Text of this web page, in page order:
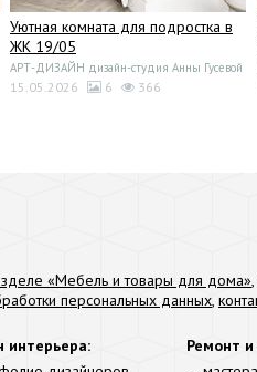
Уютная комната для подростка в
ЖК 19/05
АРТ-ДИЗАЙН дизайн-студия Анны Гусевой
15.05.2026 6 366
«Мебель и товары для дома»,
персональных данных,
интерьера:
Ремонт и